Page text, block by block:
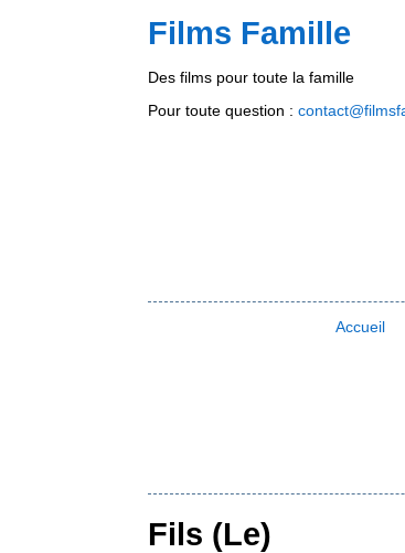
Films Famille
Des films pour toute la famille
Pour toute question :
Accueil
Fils (Le)